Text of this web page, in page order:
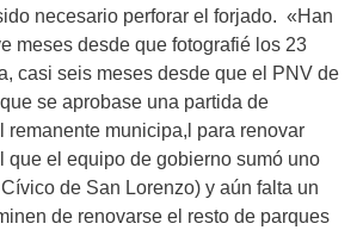
necesario perforar el forjado. «Han
meses desde que fotografié los 23
casi seis meses desde que el PNV de
se aprobase una partida de
remanente municipa,l para renovar
que el equipo de gobierno sumó uno
de San Lorenzo) y aún falta un
de renovarse el resto de parques